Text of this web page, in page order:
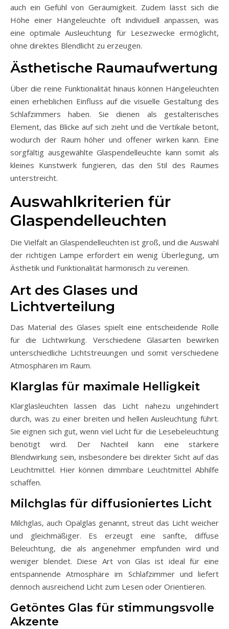
auch ein Gefühl von Geräumigkeit. Zudem lässt sich die
Höhe einer Hängeleuchte oft individuell anpassen, was
eine optimale Ausleuchtung für Lesezwecke ermöglicht,
ohne direktes Blendlicht zu erzeugen.
Ästhetische Raumaufwertung
Über die reine Funktionalität hinaus können Hängeleuchten
einen erheblichen Einfluss auf die visuelle Gestaltung des
Schlafzimmers haben. Sie dienen als gestalterisches
Element, das Blicke auf sich zieht und die Vertikale betont,
wodurch der Raum höher und offener wirken kann. Eine
sorgfältig ausgewählte Glaspendelleuchte kann somit als
kleines Kunstwerk fungieren, das den Stil des Raumes
unterstreicht.
Auswahlkriterien für
Glaspendelleuchten
Die Vielfalt an Glaspendelleuchten ist groß, und die Auswahl
der richtigen Lampe erfordert ein wenig Überlegung, um
Ästhetik und Funktionalität harmonisch zu vereinen.
Art des Glases und
Lichtverteilung
Das Material des Glases spielt eine entscheidende Rolle
für die Lichtwirkung. Verschiedene Glasarten bewirken
unterschiedliche Lichtstreuungen und somit verschiedene
Atmosphären im Raum.
Klarglas für maximale Helligkeit
Klarglasleuchten lassen das Licht nahezu ungehindert
durch, was zu einer breiten und hellen Ausleuchtung führt.
Sie eignen sich gut, wenn viel Licht für die Lesebeleuchtung
benötigt wird. Der Nachteil kann eine stärkere
Blendwirkung sein, insbesondere bei direkter Sicht auf das
Leuchtmittel. Hier können dimmbare Leuchtmittel Abhilfe
schaffen.
Milchglas für diffusioniertes Licht
Milchglas, auch Opalglas genannt, streut das Licht weicher
und gleichmäßiger. Es erzeugt eine sanfte, diffuse
Beleuchtung, die als angenehmer empfunden wird und
weniger blendet. Diese Art von Glas ist ideal für eine
entspannende Atmosphäre im Schlafzimmer und liefert
dennoch ausreichend Licht zum Lesen oder Orientieren.
Getöntes Glas für stimmungsvolle
Akzente